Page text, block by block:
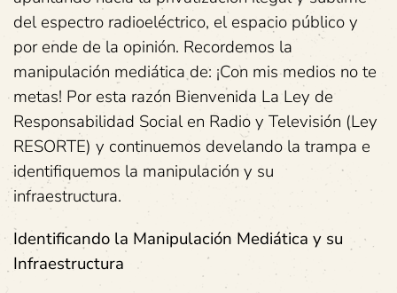
del espectro radioeléctrico, el espacio público y
por ende de la opinión. Recordemos la
manipulación mediática de: ¡Con mis medios no te
metas! Por esta razón Bienvenida La Ley de
Responsabilidad Social en Radio y Televisión (Ley
RESORTE) y continuemos develando la trampa e
identifiquemos la manipulación y su
infraestructura.
Identificando la Manipulación Mediática y su
Infraestructura